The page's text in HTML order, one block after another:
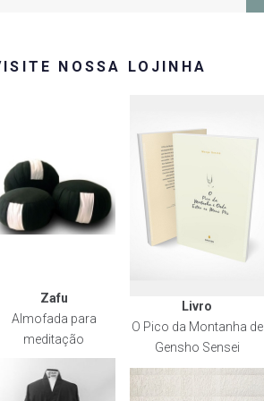
NOSSA LOJINHA
Zafu
Almofada para
meditação
Livro
O Pico da Montanha de
Gensho Sensei